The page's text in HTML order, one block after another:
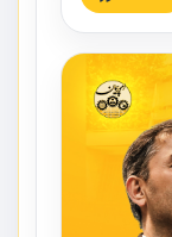
است.